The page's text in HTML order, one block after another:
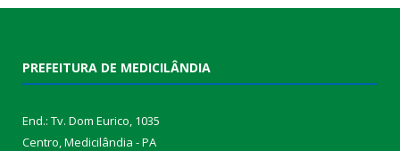
PREFEITURA DE MEDICILÂNDIA
End.: Tv. Dom Eurico, 1035
Centro, Medicilândia - PA